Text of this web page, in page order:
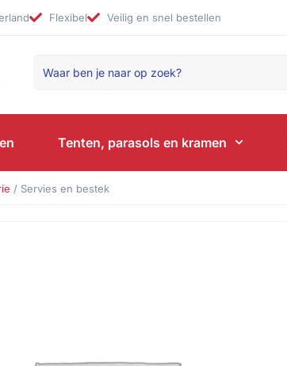
Flexibel Veilig en snel bestellen
Tenten, parasols en kramen
/ Servies en bestek